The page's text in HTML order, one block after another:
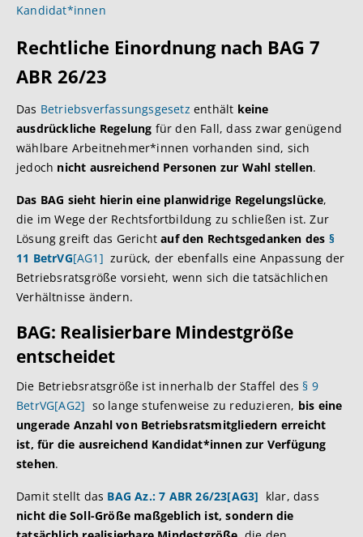
Kandidat*innen
Rechtliche Einordnung nach BAG 7
ABR 26/23
Das Betriebsverfassungsgesetz enthält keine
ausdrückliche Regelung für den Fall, dass zwar genügend
wählbare Arbeitnehmer*innen vorhanden sind, sich
jedoch nicht ausreichend Personen zur Wahl stellen.
Das BAG sieht hierin eine planwidrige Regelungslücke,
die im Wege der Rechtsfortbildung zu schließen ist. Zur
Lösung greift das Gerichtauf den Rechtsgedanken des §
11 BetrVG[AG1] zurück, der ebenfalls eine Anpassung der
Betriebsratsgröße vorsieht, wenn sich die tatsächlichen
Verhältnisse ändern.
BAG: Realisierbare Mindestgröße
entscheidet
Die Betriebsratsgröße ist innerhalb der Staffel des § 9
BetrVG[AG2] so lange stufenweise zu reduzieren, bis eine
ungerade Anzahl von Betriebsratsmitgliedern erreicht
ist, für die ausreichend Kandidat*innen zur Verfügung
stehen.
Damit stellt das BAG Az.: 7 ABR 26/23[AG3] klar, dass
nicht die Soll-Größe maßgeblich ist, sondern die